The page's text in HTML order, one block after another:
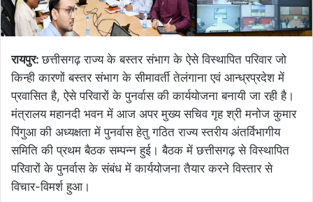
रायपुर:छत्तीसगढ़ राज्य के बस्तर संभाग के ऐसे विस्थापित परिवार जो
किन्ही कारणों बस्तर संभाग के सीमावर्ती तेलंगाना एवं आन्ध्रप्रदेश में
प्रवासित है, ऐसे परिवारों के पुनर्वास की कार्ययोजना बनायी जा रही है।
मंत्रालय महानदी भवन में आज अपर मुख्य सचिव गृह श्री मनोज कुमार
पिंगुआ की अध्यक्षता में पुनर्वास हेतु गठित राज्य स्तरीय अंतर्विभागीय
समिति की प्रथम बैठक सम्पन्न हुई। बैठक में छत्तीसगढ़ से विस्थापित
परिवारों के पुनर्वास के संबंध में कार्ययोजना तैयार करने विस्तार से
विचार-विमर्श हुआ।